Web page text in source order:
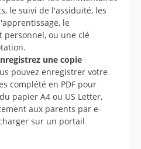
le suivi de l'assiduité, les
le
personnel, ou une clé
une copie
pouvez enregistrer votre
complété en PDF pour
papier A4 ou US Letter,
aux parents par e-
sur un portail